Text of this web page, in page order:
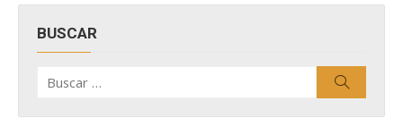
BUSCAR
por: